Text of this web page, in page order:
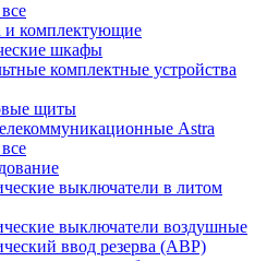
комплектующие
шкафы
комплектные устройства
щиты
Astra
выключатели в литом
выключатели воздушные
ввод резерва (АВР)